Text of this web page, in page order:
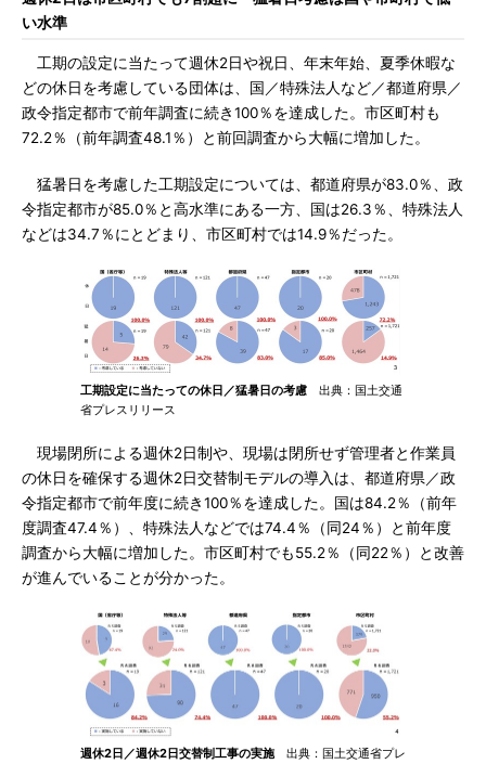
い水準
工期の設定に当たって週休2日や祝日、年末年始、夏季休暇な
どの休日を考慮している団体は、国／特殊法人など／都道府県／
政令指定都市で前年調査に続き100％を達成した。市区町村も
72.2％（前年調査48.1％）と前回調査から大幅に増加した。
猛暑日を考慮した工期設定については、都道府県が83.0％、政
令指定都市が85.0％と高水準にある一方、国は26.3％、特殊法人
などは34.7％にとどまり、市区町村では14.9％だった。
工期設定に当たっての休日／猛暑日の考慮 出典：国土交通
省プレスリリース
現場閉所による週休2日制や、現場は閉所せず管理者と作業員
の休日を確保する週休2日交替制モデルの導入は、都道府県／政
令指定都市で前年度に続き100％を達成した。国は84.2％（前年
度調査47.4％）、特殊法人などでは74.4％（同24％）と前年度
調査から大幅に増加した。市区町村でも55.2％（同22％）と改善
が進んでいることが分かった。
週休2日／週休2日交替制工事の実施 出典：国土交通省プレ